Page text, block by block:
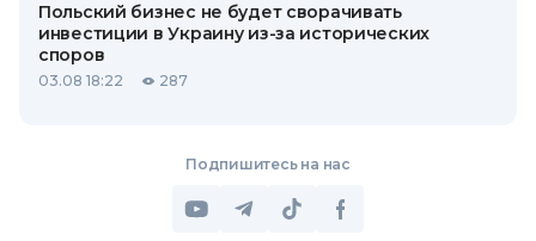
Польский бизнес не будет сворачивать
инвестиции в Украину из-за исторических
споров
03.08 18:22 287
Подпишитесь на нас